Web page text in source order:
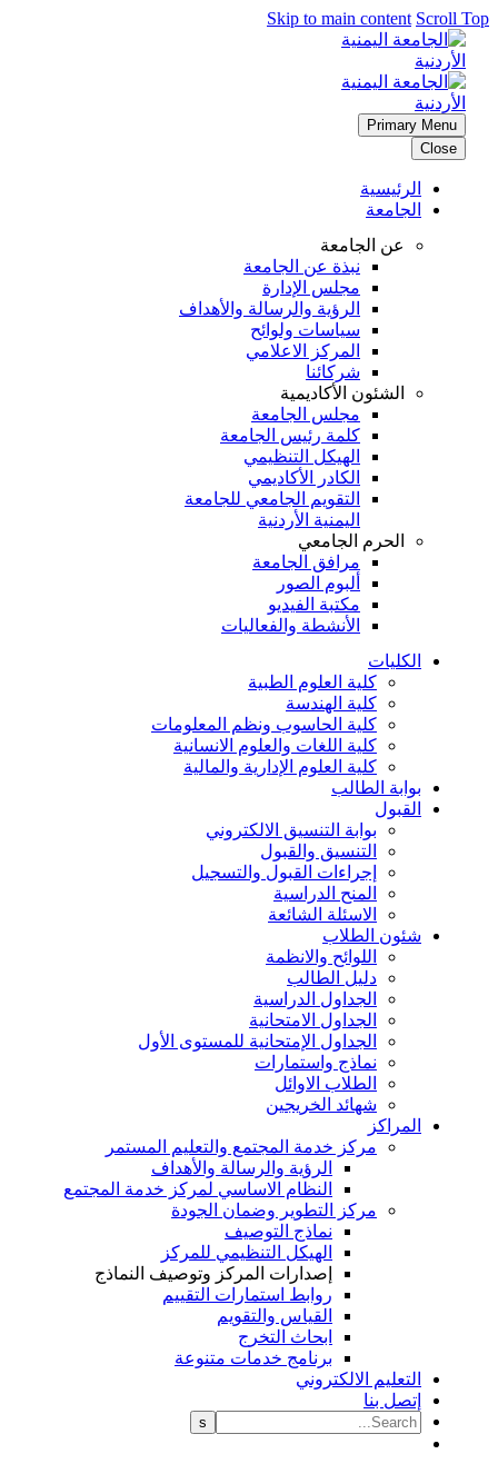
Skip to main content Scroll Top
Primary Menu
Close
الرئيسية
الجامعة
عن الجامعة
نبذة عن الجامعة
مجلس الإدارة
الرؤية والرسالة والأهداف
سياسات ولوائح
المركز الاعلامي
شركائنا
الشئون الأكاديمية
مجلس الجامعة
كلمة رئيس الجامعة
الهيكل التنظيمي
الكادر الأكاديمي
التقويم الجامعي للجامعة
اليمنية الأردنية
الحرم الجامعي
مرافق الجامعة
ألبوم الصور
مكتبة الفيديو
الأنشطة والفعاليات
الكليات
كلية العلوم الطبية
كلية الهندسة
كلية الحاسوب ونظم المعلومات
كلية اللغات والعلوم الانسانية
كلية العلوم الإدارية والمالية
بوابة الطالب
القبول
بوابة التنسيق الالكتروني
التنسيق والقبول
إجراءات القبول والتسجيل
المنح الدراسية
الاسئلة الشائعة
شئون الطلاب
اللوائح والانظمة
دليل الطالب
الجداول الدراسية
الجداول الامتحانية
الجداول الإمتحانية للمستوى الأول
نماذج واستمارات
الطلاب الاوائل
شهائد الخريجين
المراكز
مركز خدمة المجتمع والتعليم المستمر
الرؤية والرسالة والأهداف
النظام الاساسي لمركز خدمة المجتمع
مركز التطوير وضمان الجودة
نماذج التوصيف
الهيكل التنظيمي للمركز
إصدارات المركز وتوصيف النماذج
روابط استمارات التقييم
القياس والتقويم
ابحاث التخرج
برنامج خدمات متنوعة
التعليم الالكتروني
إتصل بنا